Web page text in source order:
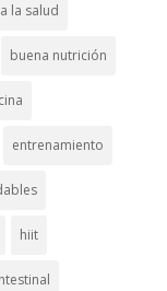
la salud
buena nutrición
entrenamiento
hiit